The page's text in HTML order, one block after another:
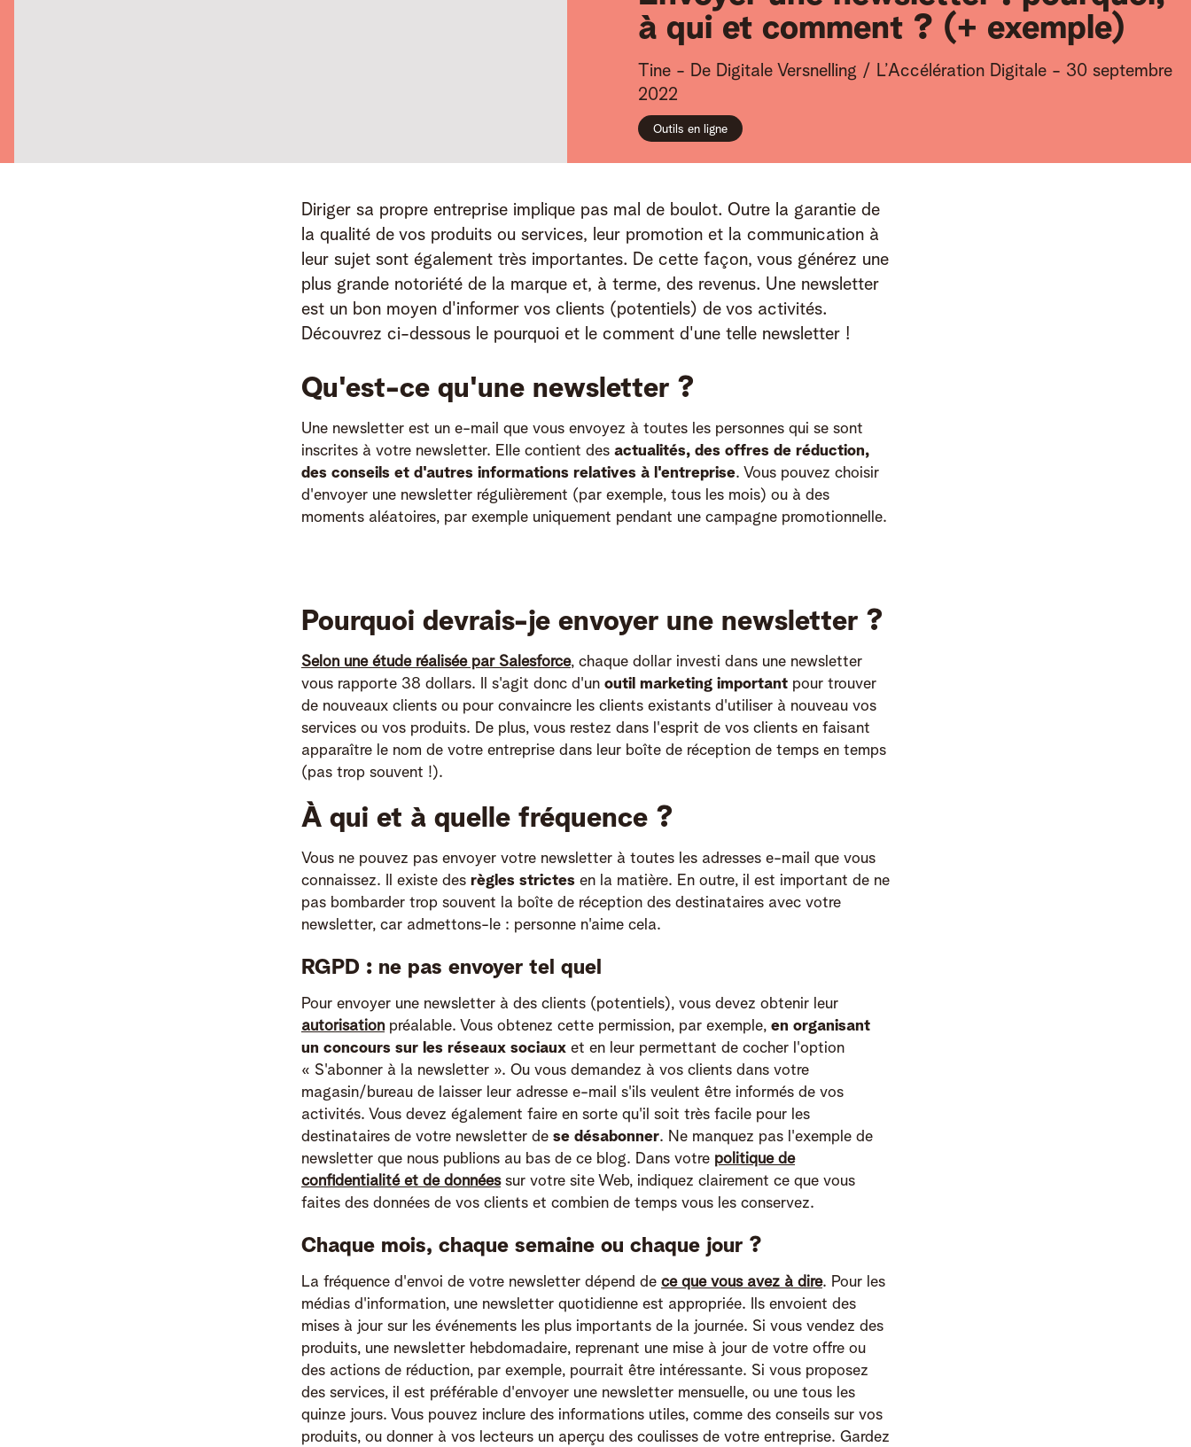
à qui et comment ? (+ exemple)
Tine - De Digitale Versnelling / L’Accélération Digitale - 30 septembre
2022
Outils en ligne
Diriger sa propre entreprise implique pas mal de boulot. Outre la garantie de
la qualité de vos produits ou services, leur promotion et la communication à
leur sujet sont également très importantes. De cette façon, vous générez une
plus grande notoriété de la marque et, à terme, des revenus. Une newsletter
est un bon moyen d'informer vos clients (potentiels) de vos activités.
Découvrez ci-dessous le pourquoi et le comment d'une telle newsletter !
Qu'est-ce qu'une newsletter ?
Une newsletter est un e-mail que vous envoyez à toutes les personnes qui se sont
inscrites à votre newsletter. Elle contient des actualités, des offres de réduction,
des conseils et d'autres informations relatives à l'entreprise. Vous pouvez choisir
d'envoyer une newsletter régulièrement (par exemple, tous les mois) ou à des
moments aléatoires, par exemple uniquement pendant une campagne promotionnelle.
Pourquoi devrais-je envoyer une newsletter ?
Selon une étude réalisée par Salesforce, chaque dollar investi dans une newsletter
vous rapporte 38 dollars. Il s'agit donc d'un outil marketing important pour trouver
de nouveaux clients ou pour convaincre les clients existants d'utiliser à nouveau vos
services ou vos produits. De plus, vous restez dans l'esprit de vos clients en faisant
apparaître le nom de votre entreprise dans leur boîte de réception de temps en temps
(pas trop souvent !).
À qui et à quelle fréquence ?
Vous ne pouvez pas envoyer votre newsletter à toutes les adresses e-mail que vous
connaissez. Il existe des règles strictes en la matière. En outre, il est important de ne
pas bombarder trop souvent la boîte de réception des destinataires avec votre
newsletter, car admettons-le : personne n'aime cela.
RGPD : ne pas envoyer tel quel
Pour envoyer une newsletter à des clients (potentiels), vous devez obtenir leur
autorisation préalable. Vous obtenez cette permission, par exemple, en organisant
un concours sur les réseaux sociaux et en leur permettant de cocher l'option
« S'abonner à la newsletter ». Ou vous demandez à vos clients dans votre
magasin/bureau de laisser leur adresse e-mail s'ils veulent être informés de vos
activités. Vous devez également faire en sorte qu'il soit très facile pour les
destinataires de votre newsletter de se désabonner. Ne manquez pas l'exemple de
newsletter que nous publions au bas de ce blog. Dans votre politique de
confidentialité et de donnéessur votre site Web, indiquez clairement ce que vous
faites des données de vos clients et combien de temps vous les conservez.
Chaque mois, chaque semaine ou chaque jour ?
La fréquence d'envoi de votre newsletter dépend de ce que vous avez à dire. Pour les
médias d'information, une newsletter quotidienne est appropriée. Ils envoient des
mises à jour sur les événements les plus importants de la journée. Si vous vendez des
produits, une newsletter hebdomadaire, reprenant une mise à jour de votre offre ou
des actions de réduction, par exemple, pourrait être intéressante. Si vous proposez
des services, il est préférable d'envoyer une newsletter mensuelle, ou une tous les
quinze jours. Vous pouvez inclure des informations utiles, comme des conseils sur vos
produits, ou donner à vos lecteurs un aperçu des coulisses de votre entreprise. Gardez